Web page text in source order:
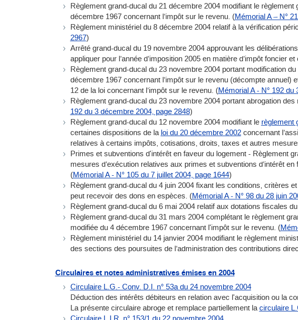
Règlement grand-ducal du 21 décembre 2004 modifiant le
décembre 1967 concernant l’impôt sur le revenu. (Mémorial A – N°
Règlement ministériel du 8 décembre 2004 relatif à la vérification
2967)
Arrêté grand-ducal du 19 novembre 2004 approuvant les
appliquer pour l’année d’imposition 2005 en matière d’impôt foncier
Règlement grand-ducal du 23 novembre 2004 portant modification
décembre 1967 concernant l’impôt sur le revenu (décompte annuel)
12 de la loi concernant l’impôt sur le revenu. (Mémorial A - N° 192 du
Règlement grand-ducal du 23 novembre 2004 portant abrogation
192 du 3 décembre 2004, page 2848)
Règlement grand-ducal du 12 novembre 2004 modifiant le règlement
certaines dispositions de la loi du 20 décembre 2002concernant
relatives à certains impôts, cotisations, droits, taxes et autres
Primes et subventions d'intérêt en faveur du logement - Règlement
mesures d’exécution relatives aux primes et subventions d’intérêt
(Mémorial A - N° 105 du 7 juillet 2004, page 1644)
Règlement grand-ducal du 4 juin 2004 fixant les conditions, critères
peut recevoir des dons en espèces. (Mémorial A - N° 98 du 28 juin
Règlement grand-ducal du 6 mai 2004 relatif aux dotations fiscales
Règlement grand-ducal du 31 mars 2004 complétant le règlement
modifiée du 4 décembre 1967 concernant l'impôt sur le revenu. (
Règlement ministériel du 14 janvier 2004 modifiant le règlement
des sections des poursuites de l’administration des contributions
Circulaires et notes administratives émises en 2004
Circulaire L.G.- Conv. D.I. n° 53a du 24 novembre 2004
Déduction des intérêts débiteurs en relation avec l'acquisition ou la
La présente circulaire abroge et remplace partiellement lacirculaire